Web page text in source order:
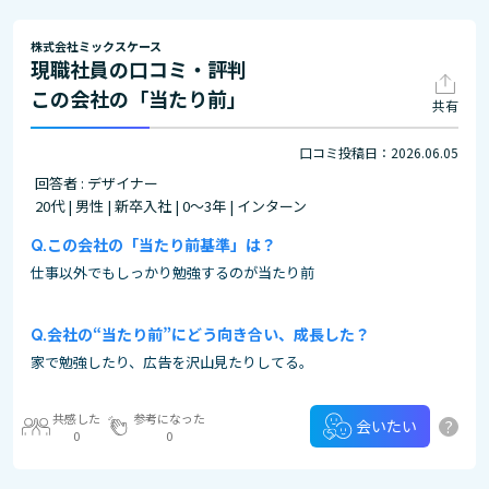
株式会社ミックスケース
現職社員の口コミ・評判
この会社の「当たり前」
共有
口コミ投稿日：2026.06.05
回答者 : デザイナー
20代 | 男性 | 新卒入社 | 0～3年 | インターン
この会社の「当たり前基準」は？
仕事以外でもしっかり勉強するのが当たり前
会社の“当たり前”にどう向き合い、成長した？
家で勉強したり、広告を沢山見たりしてる。
共感した
0
参考になった
0
会いたい ?